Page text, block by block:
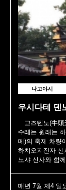
나고야시
우시다테 덴
고즈텐노(牛頭
수레는 원래는
메)의 축제 차량
하치오지진자
노샤 신사와 함
매년 7월 제4 일